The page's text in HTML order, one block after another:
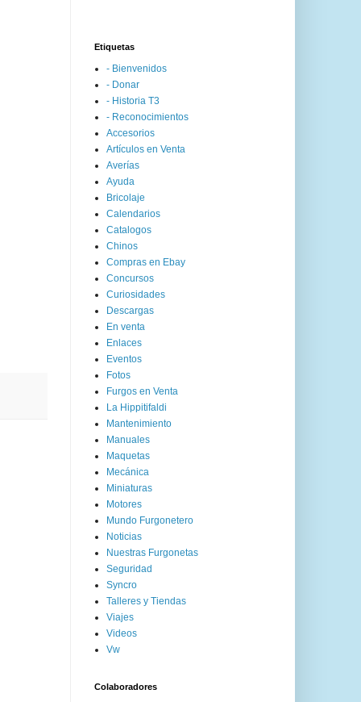
Etiquetas
- Bienvenidos
- Donar
- Historia T3
- Reconocimientos
Accesorios
Artículos en Venta
Averías
Ayuda
Bricolaje
Calendarios
Catalogos
Chinos
Compras en Ebay
Concursos
Curiosidades
Descargas
En venta
Enlaces
Eventos
Fotos
Furgos en Venta
La Hippitifaldi
Mantenimiento
Manuales
Maquetas
Mecánica
Miniaturas
Motores
Mundo Furgonetero
Noticias
Nuestras Furgonetas
Seguridad
Syncro
Talleres y Tiendas
Viajes
Videos
Vw
Colaboradores